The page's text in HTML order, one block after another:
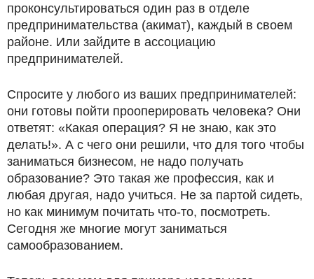
проконсультироваться один раз в отделе
предпринимательства (акимат), каждый в своем
районе. Или зайдите в ассоциацию
предпринимателей.
Спросите у любого из ваших предпринимателей:
они готовы пойти прооперировать человека? Они
ответят: «Какая операция? Я не знаю, как это
делать!». А с чего они решили, что для того чтобы
заниматься бизнесом, не надо получать
образование? Это такая же профессия, как и
любая другая, надо учиться. Не за партой сидеть,
но как минимум почитать что-то, посмотреть.
Сегодня же многие могут заниматься
самообразованием.